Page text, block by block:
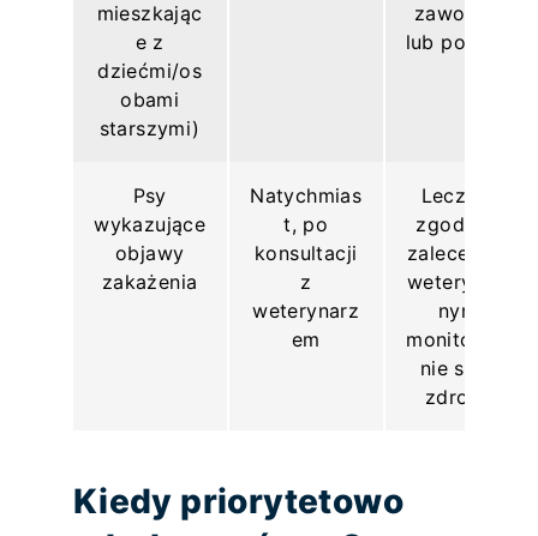
mieszkając
e z
dziećmi/os
obami
starszymi)
zawodami
lub podróżą
Psy
wykazujące
objawy
zakażenia
Natychmias
t, po
konsultacji
z
weterynarz
em
Leczenie
zgodnie z
zaleceniami
weterynaryj
nymi,
monitorowa
nie stanu
zdrowia
Kiedy priorytetowo